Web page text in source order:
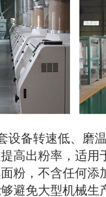
设备转速低、磨
高出粉率，适用
粉，不含任何添
避免大型机械生